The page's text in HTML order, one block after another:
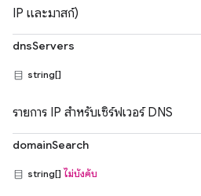
IP และมาสก์)
dnsServers
string[]
รายการ IP สำหรับเซิร์ฟเวอร์ DNS
domainSearch
string[] ไม่บังคับ